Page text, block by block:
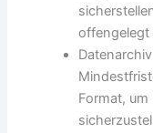
offengelegt
Format,